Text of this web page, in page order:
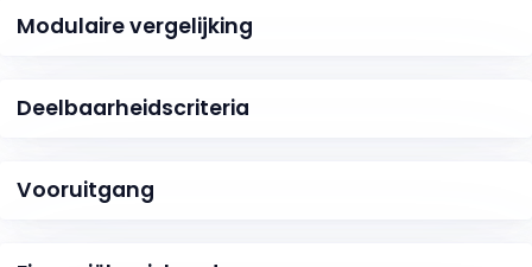
Modulaire vergelijking
Deelbaarheidscriteria
Vooruitgang